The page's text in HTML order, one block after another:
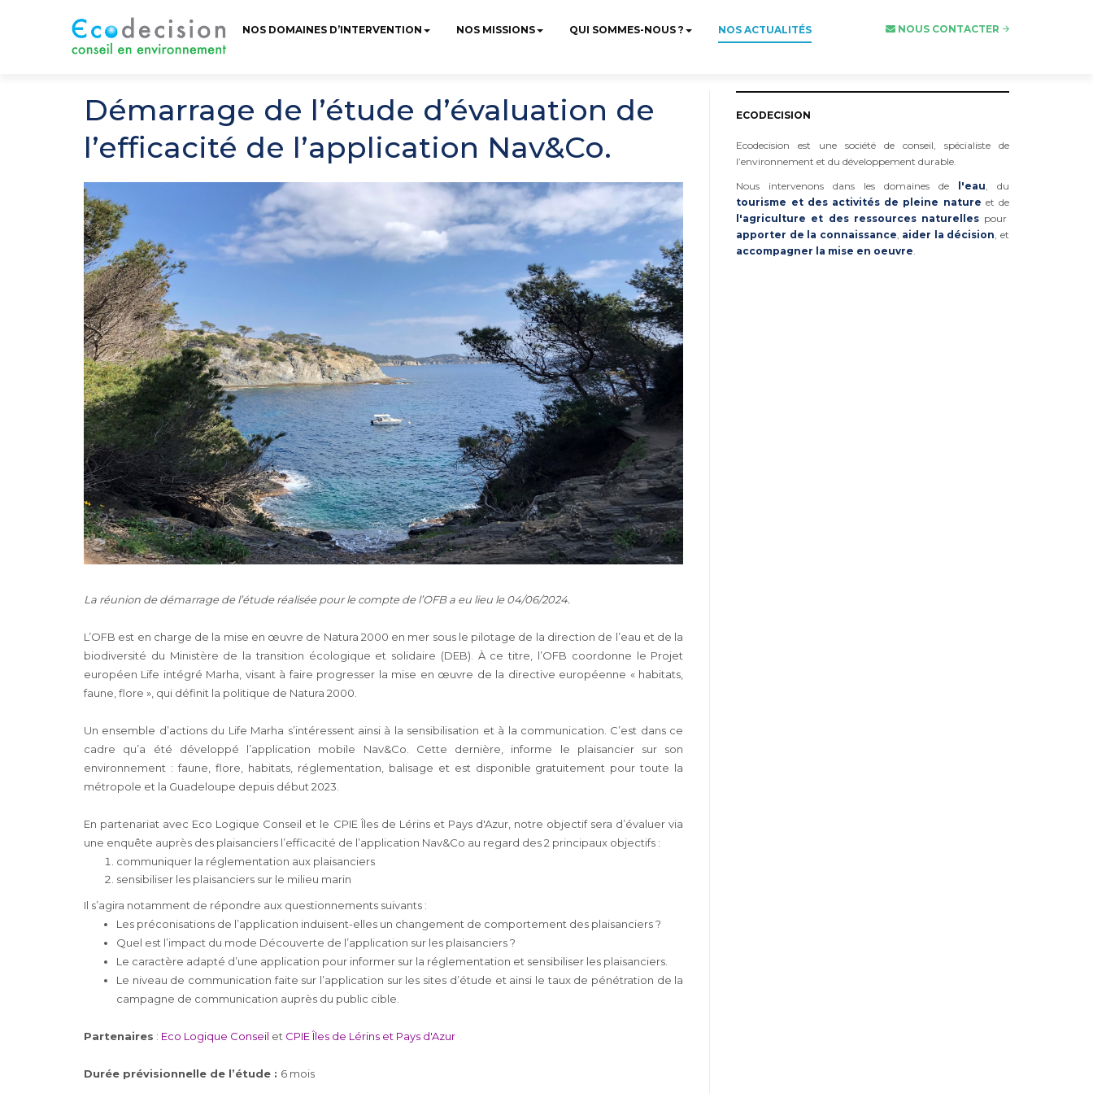
NOS DOMAINES D’INTERVENTION NOS MISSIONS QUI SOMMES-NOUS ? NOS ACTUALITÉS NOUS CONTACTER
Démarrage de l’étude d’évaluation de
l’efficacité de l’application Nav&Co.
La réunion de démarrage de l’étude réalisée pour le compte de l’OFB a eu lieu le 04/06/2024.
L’OFB est en charge de la mise en œuvre de Natura 2000 en mer sous le pilotage de la direction de l’eau et de la
biodiversité du Ministère de la transition écologique et solidaire (DEB). À ce titre, l’OFB coordonne le Projet
européen Life intégré Marha, visant à faire progresser la mise en œuvre de la directive européenne « habitats,
faune, flore », qui définit la politique de Natura 2000.
Un ensemble d’actions du Life Marha s’intéressent ainsi à la sensibilisation et à la communication. C’est dans ce
cadre qu’a été développé l’application mobile Nav&Co. Cette dernière, informe le plaisancier sur son
environnement : faune, flore, habitats, réglementation, balisage et est disponible gratuitement pour toute la
métropole et la Guadeloupe depuis début 2023.
En partenariat avec Eco Logique Conseil et le CPIE Îles de Lérins et Pays d'Azur, notre objectif sera d’évaluer via
une enquête auprès des plaisanciers l’efficacité de l’application Nav&Co au regard des 2 principaux objectifs :
communiquer la réglementation aux plaisanciers
sensibiliser les plaisanciers sur le milieu marin
Il s’agira notamment de répondre aux questionnements suivants :
Les préconisations de l’application induisent-elles un changement de comportement des plaisanciers ?
Quel est l’impact du mode Découverte de l’application sur les plaisanciers ?
Le caractère adapté d’une application pour informer sur la réglementation et sensibiliser les plaisanciers.
Le niveau de communication faite sur l’application sur les sites d’étude et ainsi le taux de pénétration de la
campagne de communication auprès du public cible.
Partenaires : Eco Logique Conseil et CPIE Îles de Lérins et Pays d'Azur
Durée prévisionnelle de l’étude : 6 mois
ECODECISION
Ecodecision est une société de conseil, spécialiste de
l’environnement et du développement durable.
Nous intervenons dans les domaines de
l'eau, du
tourisme et des activités de pleine nature et de
l'agriculture et des ressources naturellespour
apporter de la connaissance, aider la décision, et
accompagner la mise en oeuvre.